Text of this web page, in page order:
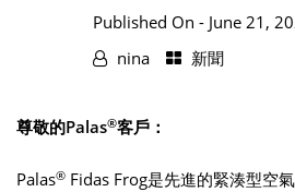
Published On - June 21,
nina
新聞
尊敬的Palas®客戶：
Palas® Fidas Frog是先進的緊湊型空